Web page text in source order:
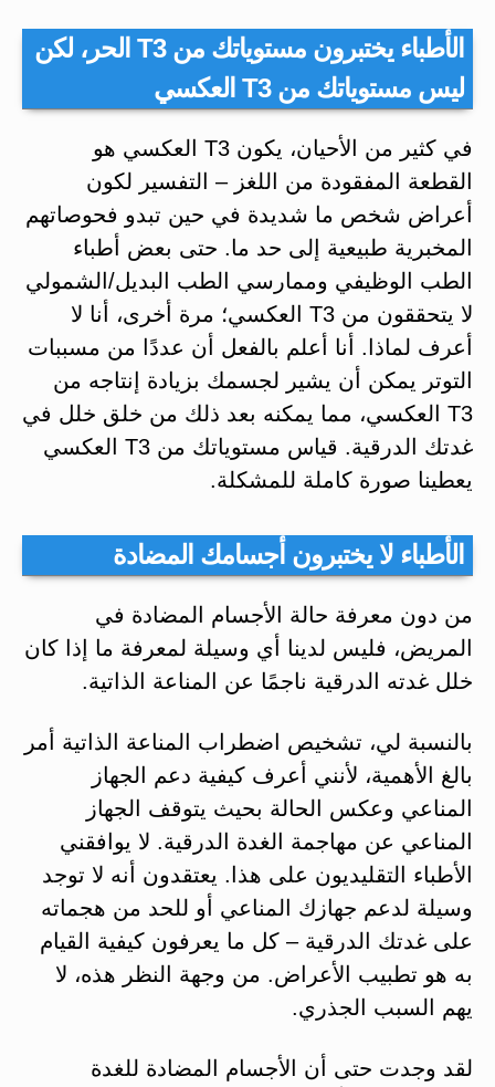
الأطباء يختبرون مستوياتك من T3 الحر، لكن
ليس مستوياتك من T3 العكسي
في كثير من الأحيان، يكون T3 العكسي هو
القطعة المفقودة من اللغز – التفسير لكون
أعراض شخص ما شديدة في حين تبدو فحوصاتهم
المخبرية طبيعية إلى حد ما. حتى بعض أطباء
الطب الوظيفي وممارسي الطب البديل/الشمولي
لا يتحققون من T3 العكسي؛ مرة أخرى، أنا لا
أعرف لماذا. أنا أعلم بالفعل أن عددًا من مسببات
التوتر يمكن أن يشير لجسمك بزيادة إنتاجه من
T3 العكسي، مما يمكنه بعد ذلك من خلق خلل في
غدتك الدرقية. قياس مستوياتك من T3 العكسي
يعطينا صورة كاملة للمشكلة.
الأطباء لا يختبرون أجسامك المضادة
من دون معرفة حالة الأجسام المضادة في
المريض، فليس لدينا أي وسيلة لمعرفة ما إذا كان
خلل غدته الدرقية ناجمًا عن المناعة الذاتية.
بالنسبة لي، تشخيص اضطراب المناعة الذاتية أمر
بالغ الأهمية، لأنني أعرف كيفية دعم الجهاز
المناعي وعكس الحالة بحيث يتوقف الجهاز
المناعي عن مهاجمة الغدة الدرقية. لا يوافقني
الأطباء التقليديون على هذا. يعتقدون أنه لا توجد
وسيلة لدعم جهازك المناعي أو للحد من هجماته
على غدتك الدرقية – كل ما يعرفون كيفية القيام
به هو تطبيب الأعراض. من وجهة النظر هذه، لا
يهم السبب الجذري.
لقد وجدت حتى أن الأجسام المضادة للغدة